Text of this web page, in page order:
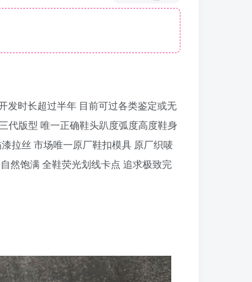
发时长超过半年 目前可过各类鉴定或无
代版型 唯一正确鞋头趴度弧度高度鞋身
拉丝 市场唯一原厂鞋扣模具 原厂织唛
然饱满 全鞋荧光划线卡点 追求极致完